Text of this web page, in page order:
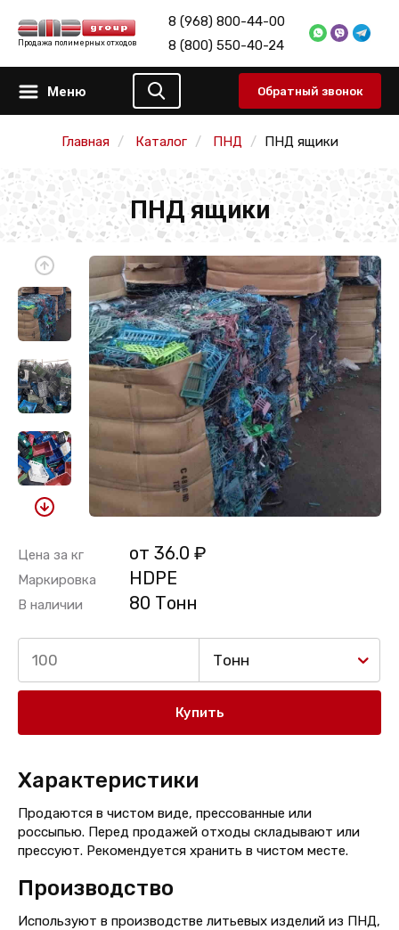
Продажа полимерных отходов
8 (968) 800-44-00
8 (800) 550-40-24
Меню Обратный звонок
Главная Каталог ПНД ПНД ящики
ПНД ящики
Цена за кг от 36.0 ₽
Маркировка HDPE
В наличии 80 Тонн
Тонн
Купить
Характеристики
Продаются в чистом виде, прессованные или
россыпью. Перед продажей отходы складывают или
прессуют. Рекомендуется хранить в чистом месте.
Производство
Используют в производстве литьевых изделий из ПНД,